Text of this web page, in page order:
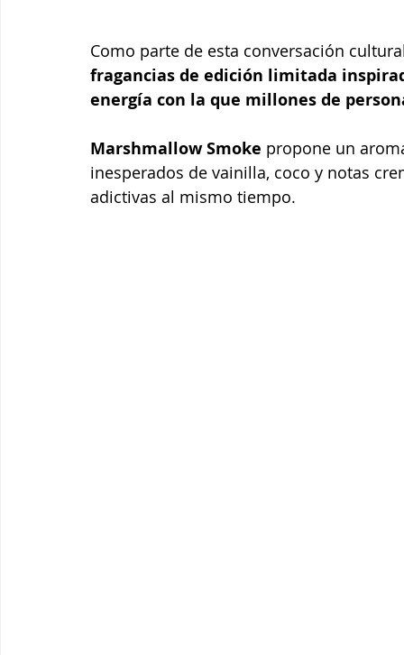
Como parte de esta conversación
fragancias de edición limitada
energía con la que millones de
Marshmallow Smoke propone un
inesperados de vainilla, coco y notas
adictivas al mismo tiempo.